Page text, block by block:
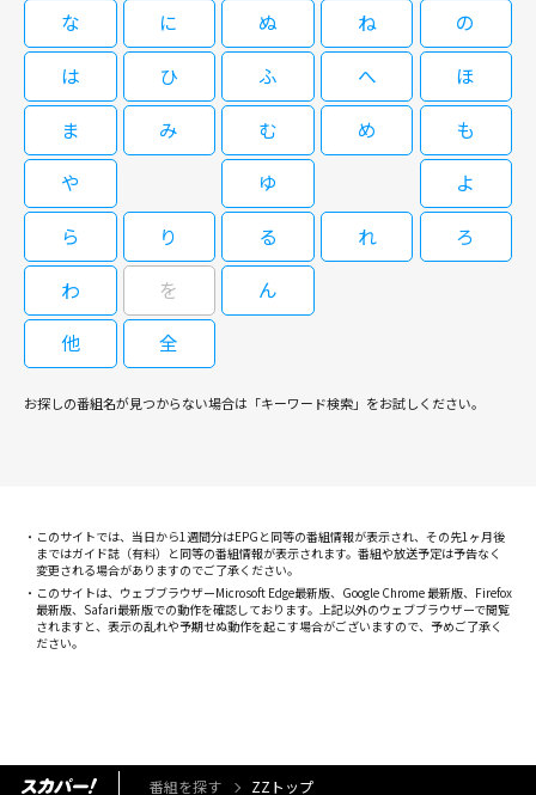
な
に ぬ ね
の
は
ひ ふ へ
ほ
ま
み む め
も
や
ゆ
よ
ら
り る れ
ろ
わ
を
ん
他
全
お探しの番組名が見つからない場合は「キーワード検索」をお試しください。
このサイトでは、当日から1週間分はEPGと同等の番組情報が表示され、その先1ヶ月後
まではガイド誌（有料）と同等の番組情報が表示されます。番組や放送予定は予告なく
変更される場合がありますのでご了承ください。
このサイトは、ウェブブラウザーMicrosoft Edge最新版、Google Chrome 最新版、Firefox
最新版、Safari最新版での動作を確認しております。上記以外のウェブブラウザーで閲覧
されますと、表示の乱れや予期せぬ動作を起こす場合がございますので、予めご了承く
ださい。
番組を探す ZZトップ